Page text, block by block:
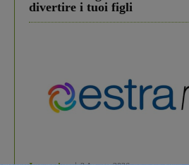
divertire i tuoi figli